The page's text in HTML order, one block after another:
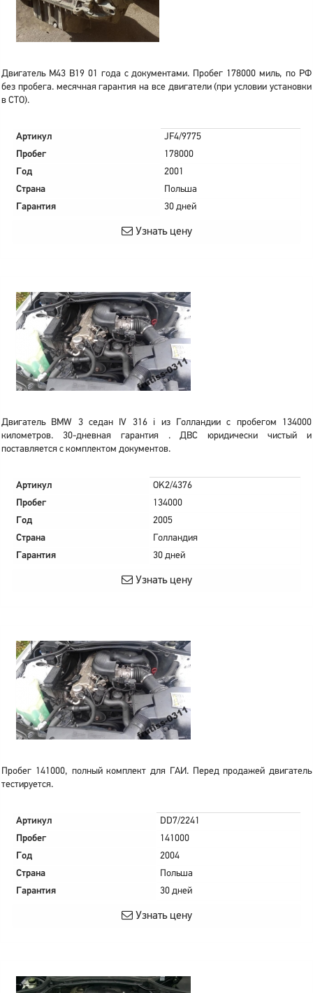
Двигатель M43 B19 01 года с документами. Пробег 178000 миль, по РФ
без пробега. месячная гарантия на все двигатели (при условии установки
в СТО).
Артикул
JF4/9775
Пробег
178000
Год
2001
Страна
Польша
Гарантия
30 дней
Узнать цену
Двигатель BMW 3 седан IV 316 i из Голландии с пробегом 134000
километров. 30-дневная гарантия . ДВС юридически чистый и
поставляется с комплектом документов.
Артикул
OK2/4376
Пробег
134000
Год
2005
Страна
Голландия
Гарантия
30 дней
Узнать цену
Пробег 141000, полный комплект для ГАИ. Перед продажей двигатель
тестируется.
Артикул
DD7/2241
Пробег
141000
Год
2004
Страна
Польша
Гарантия
30 дней
Узнать цену